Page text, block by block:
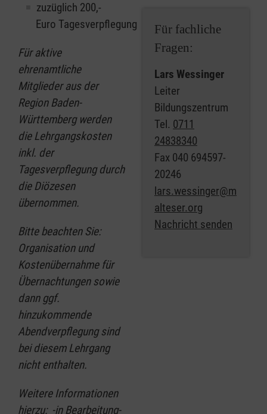
zuzüglich 200,-
Euro Tagesverpflegung
Für aktive
ehrenamtliche
Mitglieder aus der
Region Baden-
Württemberg werden
die Lehrgangskosten
inkl. der
Tagesverpflegung durch
die Diözesen
übernommen.
Bitte beachten Sie:
Organisation und
Kostenübernahme für
Übernachtungen sowie
dann ggf.
hinzukommende
Abendverpflegung sind
bei diesem Lehrgang
nicht enthalten.
Weitere Informationen
hierzu: -in Bearbeitung-
Für fachliche
Fragen:
Lars Wessinger
Leiter
Bildungszentrum
Tel. 0711
24838340
Fax 040 694597-
20246
lars.wessinger@m
alteser.org
Nachricht senden